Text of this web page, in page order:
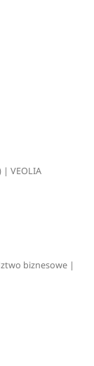
VEOLIA
biznesowe |